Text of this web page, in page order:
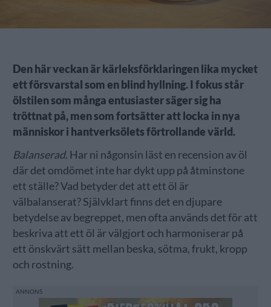
Den här veckan är kärleksförklaringen lika mycket
ett försvarstal som en blind hyllning. I fokus står
ölstilen som många entusiaster säger sig ha
tröttnat på, men som fortsätter att locka in nya
människor i hantverksölets förtrollande värld.
Balanserad. Har ni någonsin läst en recension av öl
där det omdömet inte har dykt upp på åtminstone
ett ställe? Vad betyder det att ett öl är
välbalanserat? Självklart finns det en djupare
betydelse av begreppet, men ofta används det för att
beskriva att ett öl är välgjort och harmoniserar på
ett önskvärt sätt mellan beska, sötma, frukt, kropp
och rostning.